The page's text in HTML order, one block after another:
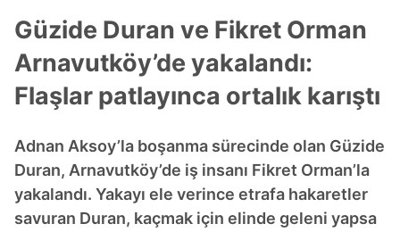
Güzide Duran ve Fikret Orman
Arnavutköy’de yakalandı:
Flaşlar patlayınca ortalık karıştı
Adnan Aksoy’la boşanma sürecinde olan Güzide
Duran, Arnavutköy’de iş insanı Fikret Orman’la
yakalandı. Yakayı ele verince etrafa hakaretler
savuran Duran, kaçmak için elinde geleni yapsa